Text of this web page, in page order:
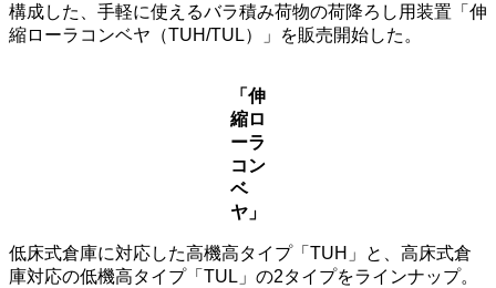
構成した、手軽に使えるバラ積み荷物の荷降ろし用装置「伸
縮ローラコンベヤ（TUH/TUL）」を販売開始した。
「伸
縮ロ
ーラ
コン
ベ
ヤ」
低床式倉庫に対応した高機高タイプ「TUH」と、高床式倉
庫対応の低機高タイプ「TUL」の2タイプをラインナップ。